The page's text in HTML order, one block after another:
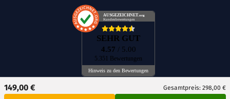
149,00 € Gesamtpreis: 298,00 €
AUSGEZEICHNET.org
Kundenbewertungen
SEHR GUT
4.57 / 5.00
5.351 Bewertungen
Hinweis zu den Bewertungen